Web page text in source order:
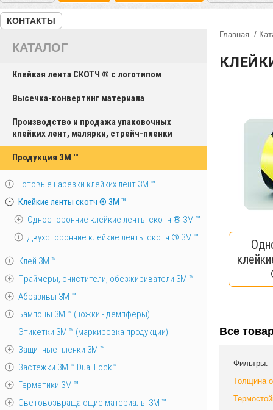
КОНТАКТЫ
Главная
Все
Фильтры:
Толщина
КАТАЛОГ
Клейкая лента СКОТЧ ® с логотипом
Высечка-конвертинг материала
Производство и продажа упаковочных
клейких лент, малярки, стрейч-пленки
Продукция 3M ™
Готовые нарезки клейких лент 3M ™
Клейкие ленты скотч ® 3M ™
Односторонние клейкие ленты скотч ® 3M ™
Двухсторонние клейкие ленты скотч ® 3M ™
Клей 3М ™
Праймеры, очистители, обезжириватели 3М ™
Абразивы 3М ™
Бампоны 3М ™ (ножки - демпферы)
Этикетки 3М ™ (маркировка продукции)
Защитные пленки 3М ™
Застёжки 3М ™ Dual Lock™
Герметики 3М ™
Световозвращающие материалы 3М ™